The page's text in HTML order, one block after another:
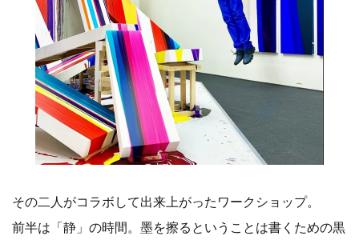
その二人がコラボして出来上がったワークショップ。
前半は「静」の時間。墨を擦るということは書くための黒